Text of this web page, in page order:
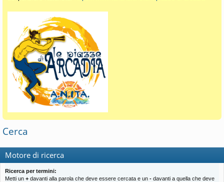
Cerca
Motore di ricerca
Ricerca per termini:
Metti un + davanti alla parola che deve essere cercata e un - davanti a quella che deve